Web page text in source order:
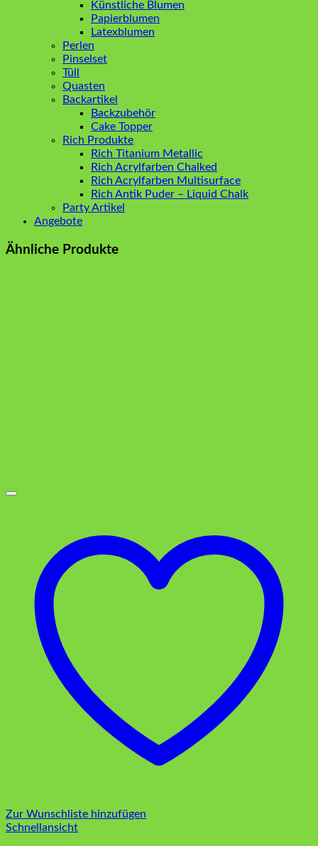
Künstliche Blumen
Papierblumen
Latexblumen
Perlen
Pinselset
Tüll
Quasten
Backartikel
Backzubehör
Cake Topper
Rich Produkte
Rich Titanium Metallic
Rich Acrylfarben Chalked
Rich Acrylfarben Multisurface
Rich Antik Puder – Liquid Chalk
Party Artikel
Angebote
Ähnliche Produkte
Zur Wunschliste hinzufügen
Schnellansicht